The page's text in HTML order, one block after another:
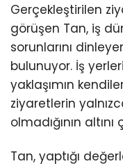
Gerçekleştirilen
görüşen Tan, iş
sorunlarını
bulunuyor. İş
yaklaşımın
ziyaretlerin
olmadığının altını
Tan, yaptığı